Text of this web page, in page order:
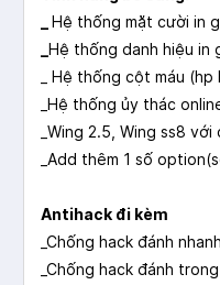
Hệ thống mặt cười in
Hệ thống danh hiệu in
_ Hệ thống cột máu (hp
_Hệ thống ủy thác
_Wing 2.5, Wing ss8
_Add thêm 1 số
Antihack đi kèm
_Chống hack đánh
_Chống hack đánh